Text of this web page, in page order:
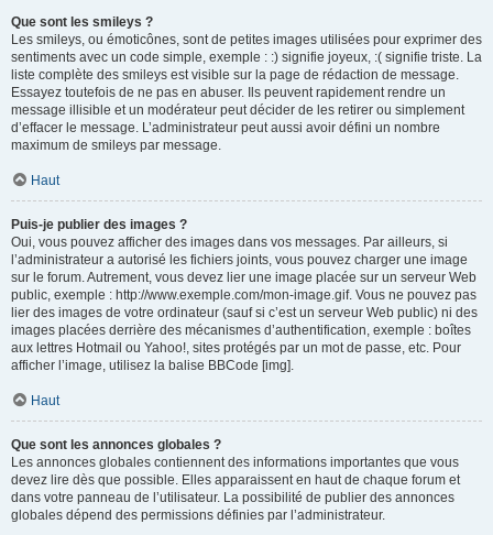
Que sont les smileys ?
Les smileys, ou émoticônes, sont de petites images utilisées pour exprimer des
sentiments avec un code simple, exemple : :) signifie joyeux, :( signifie triste. La
liste complète des smileys est visible sur la page de rédaction de message.
Essayez toutefois de ne pas en abuser. Ils peuvent rapidement rendre un
message illisible et un modérateur peut décider de les retirer ou simplement
d’effacer le message. L’administrateur peut aussi avoir défini un nombre
maximum de smileys par message.
Haut
Puis-je publier des images ?
Oui, vous pouvez afficher des images dans vos messages. Par ailleurs, si
l’administrateur a autorisé les fichiers joints, vous pouvez charger une image
sur le forum. Autrement, vous devez lier une image placée sur un serveur Web
public, exemple : http://www.exemple.com/mon-image.gif. Vous ne pouvez pas
lier des images de votre ordinateur (sauf si c’est un serveur Web public) ni des
images placées derrière des mécanismes d’authentification, exemple : boîtes
aux lettres Hotmail ou Yahoo!, sites protégés par un mot de passe, etc. Pour
afficher l’image, utilisez la balise BBCode [img].
Haut
Que sont les annonces globales ?
Les annonces globales contiennent des informations importantes que vous
devez lire dès que possible. Elles apparaissent en haut de chaque forum et
dans votre panneau de l’utilisateur. La possibilité de publier des annonces
globales dépend des permissions définies par l’administrateur.